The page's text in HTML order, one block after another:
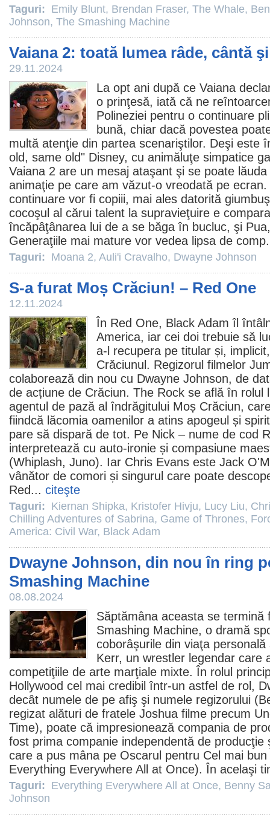
Taguri: Emily Blunt, Brendan Fraser, The Whale,
Johnson, The Smashing Machine
Vaiana 2: toată lumea râde, cântă
29.11.2024
La opt ani după ce Vaiana
o prinţesă, iată că ne
Polineziei pentru o continuare
bună, chiar dacă povestea
multă atenţie din partea scenariştilor. Deşi este
old, same old" Disney, cu animăluţe simpatice
Vaiana 2 are un mesaj ataşant şi se poate
animaţie pe care am văzut-o vreodată pe
continuare vor fi copiii, mai ales datorită
cocoşul al cărui talent la supravieţuire e
încăpâţânarea lui de a se băga în bucluc, şi
Generaţiile mai mature vor vedea lipsa de
Taguri: Moana 2, Auli'i Cravalho, Dwayne Johnson
S-a furat Moș Crăciun! – Red One
12.11.2024
În Red One, Black Adam îl
America, iar cei doi trebuie să
a-l recupera pe titular și,
Crăciunul. Regizorul filmelor
colaborează din nou cu Dwayne Johnson, de
de acțiune de Crăciun. The Rock se află în rolul
agentul de pază al îndrăgitului Moș Crăciun,
fiindcă lăcomia oamenilor a atins apogeul și
pare să dispară de tot. Pe Nick – nume de cod
interpretează cu auto-ironie și compasiune
(Whiplash, Juno). Iar Chris Evans este Jack
vânător de comori și singurul care poate
Red... citeşte
Taguri: Kiernan Shipka, Kristofer Hivju, Lucy Liu,
Chilling Adventures of Sabrina, Game of Thrones,
America: Civil War, Black Adam
Dwayne Johnson, din nou în ring
Smashing Machine
08.08.2024
Săptămâna aceasta se termină
Smashing Machine, o dramă
coborâşurile din viaţa
Kerr, un wrestler legendar care
competiţiile de arte marţiale mixte. În rolul
Hollywood cel mai credibil într-un astfel de rol,
decât numele de pe afiş şi numele regizorului (
regizat alături de fratele Joshua filme precum
Time), poate că impresionează compania de
fost prima companie independentă de producţie
care a pus mâna pe Oscarul pentru Cel mai bun
Everything Everywhere All at Once). În acelaşi
Taguri: Everything Everywhere All at Once, Benny
Johnson